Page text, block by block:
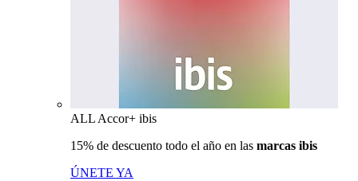
ALL Accor+ ibis
15% de descuento todo el año en las marcas ibis
ÚNETE YA